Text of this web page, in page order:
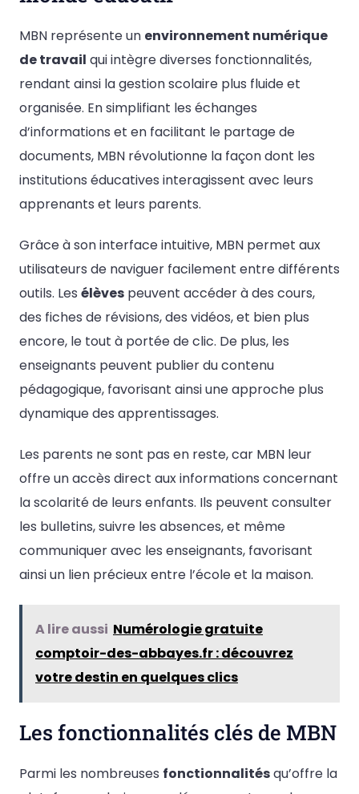
MBN représente un environnement numérique
de travail qui intègre diverses fonctionnalités,
rendant ainsi la gestion scolaire plus fluide et
organisée. En simplifiant les échanges
d’informations et en facilitant le partage de
documents, MBN révolutionne la façon dont les
institutions éducatives interagissent avec leurs
apprenants et leurs parents.
Grâce à son interface intuitive, MBN permet aux
utilisateurs de naviguer facilement entre différents
outils. Les élèves peuvent accéder à des cours,
des fiches de révisions, des vidéos, et bien plus
encore, le tout à portée de clic. De plus, les
enseignants peuvent publier du contenu
pédagogique, favorisant ainsi une approche plus
dynamique des apprentissages.
Les parents ne sont pas en reste, car MBN leur
offre un accès direct aux informations concernant
la scolarité de leurs enfants. Ils peuvent consulter
les bulletins, suivre les absences, et même
communiquer avec les enseignants, favorisant
ainsi un lien précieux entre l’école et la maison.
A lire aussi Numérologie gratuite
comptoir-des-abbayes.fr : découvrez
votre destin en quelques clics
Les fonctionnalités clés de MBN
Parmi les nombreuses fonctionnalitésqu’offre la